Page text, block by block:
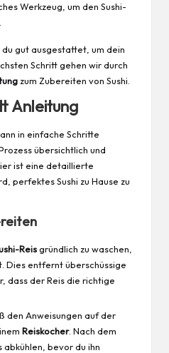
Werkzeug, um den Sushi-
gut ausgestattet, um dein
Schritt gehen wir durch
zum Zubereiten von Sushi.
Anleitung
in einfache Schritte
übersichtlich und
ist eine detaillierte
perfektes Sushi zu Hause zu
Reisgründlich zu waschen,
Dies entfernt überschüssige
dass der Reis die richtige
den Anweisungen auf der
Reiskocher. Nach dem
abkühlen, bevor du ihn